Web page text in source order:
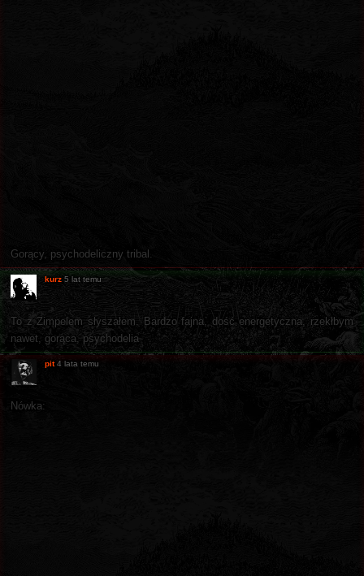
Gorący, psychodeliczny tribal.
kurz 5 lat temu
To z Zimpelem słyszałem. Bardzo fajna, dość energetyczna, rzekłbym
nawet, gorąca, psychodelia
pit 4 lata temu
Nówka: